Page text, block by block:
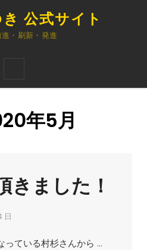
公式サイト
・刷新・発進
年5月
きました！
ろ
っている村杉さんから …